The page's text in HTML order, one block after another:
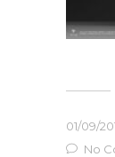
01/09/
No